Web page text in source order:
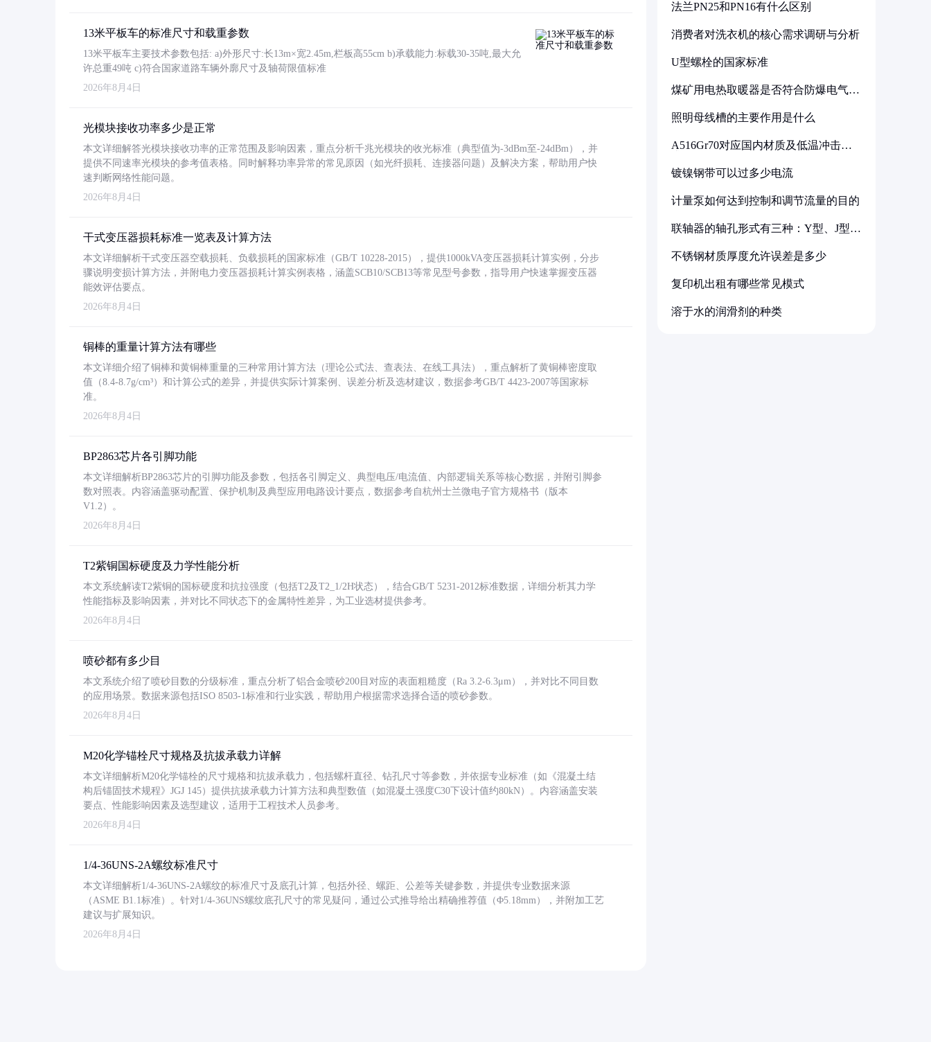
13米平板车的标准尺寸和载重参数
13米平板车主要技术参数包括: a)外形尺寸:长13m×宽2.45m,栏板高55cm b)承载能力:标载30-35吨,最大允
许总重49吨 c)符合国家道路车辆外廓尺寸及轴荷限值标准
2026年8月4日
光模块接收功率多少是正常
本文详细解答光模块接收功率的正常范围及影响因素，重点分析千兆光模块的收光标准（典型值为-3dBm至-24dBm），并
提供不同速率光模块的参考值表格。同时解释功率异常的常见原因（如光纤损耗、连接器问题）及解决方案，帮助用户快
速判断网络性能问题。
2026年8月4日
干式变压器损耗标准一览表及计算方法
本文详细解析干式变压器空载损耗、负载损耗的国家标准（GB/T 10228-2015），提供1000kVA变压器损耗计算实例，分步
骤说明变损计算方法，并附电力变压器损耗计算实例表格，涵盖SCB10/SCB13等常见型号参数，指导用户快速掌握变压器
能效评估要点。
2026年8月4日
铜棒的重量计算方法有哪些
本文详细介绍了铜棒和黄铜棒重量的三种常用计算方法（理论公式法、查表法、在线工具法），重点解析了黄铜棒密度取
值（8.4-8.7g/cm³）和计算公式的差异，并提供实际计算案例、误差分析及选材建议，数据参考GB/T 4423-2007等国家标
准。
2026年8月4日
BP2863芯片各引脚功能
本文详细解析BP2863芯片的引脚功能及参数，包括各引脚定义、典型电压/电流值、内部逻辑关系等核心数据，并附引脚参
数对照表。内容涵盖驱动配置、保护机制及典型应用电路设计要点，数据参考自杭州士兰微电子官方规格书（版本
V1.2）。
2026年8月4日
T2紫铜国标硬度及力学性能分析
本文系统解读T2紫铜的国标硬度和抗拉强度（包括T2及T2_1/2H状态），结合GB/T 5231-2012标准数据，详细分析其力学
性能指标及影响因素，并对比不同状态下的金属特性差异，为工业选材提供参考。
2026年8月4日
喷砂都有多少目
本文系统介绍了喷砂目数的分级标准，重点分析了铝合金喷砂200目对应的表面粗糙度（Ra 3.2-6.3μm），并对比不同目数
的应用场景。数据来源包括ISO 8503-1标准和行业实践，帮助用户根据需求选择合适的喷砂参数。
2026年8月4日
M20化学锚栓尺寸规格及抗拔承载力详解
本文详细解析M20化学锚栓的尺寸规格和抗拔承载力，包括螺杆直径、钻孔尺寸等参数，并依据专业标准（如《混凝土结
构后锚固技术规程》JGJ 145）提供抗拔承载力计算方法和典型数值（如混凝土强度C30下设计值约80kN）。内容涵盖安装
要点、性能影响因素及选型建议，适用于工程技术人员参考。
2026年8月4日
1/4-36UNS-2A螺纹标准尺寸
本文详细解析1/4-36UNS-2A螺纹的标准尺寸及底孔计算，包括外径、螺距、公差等关键参数，并提供专业数据来源
（ASME B1.1标准）。针对1/4-36UNS螺纹底孔尺寸的常见疑问，通过公式推导给出精确推荐值（Φ5.18mm），并附加工艺
建议与扩展知识。
2026年8月4日
法兰PN25和PN16有什么区别
消费者对洗衣机的核心需求调研与分析
U型螺栓的国家标准
煤矿用电热取暖器是否符合防爆电气设
照明母线槽的主要作用是什么
A516Gr70对应国内材质及低温冲击要
镀镍钢带可以过多少电流
计量泵如何达到控制和调节流量的目的
联轴器的轴孔形式有三种：Y型、J型、
不锈钢材质厚度允许误差是多少
复印机出租有哪些常见模式
溶于水的润滑剂的种类